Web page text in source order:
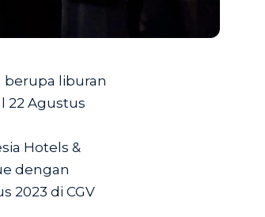
berupa liburan
22 Agustus
Hotels &
dengan
2023 di CGV